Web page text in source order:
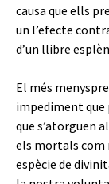
causa que ells
un l’efecte
d’un llibre
El més
impediment que
que s’atorguen
els mortals com
espècie de